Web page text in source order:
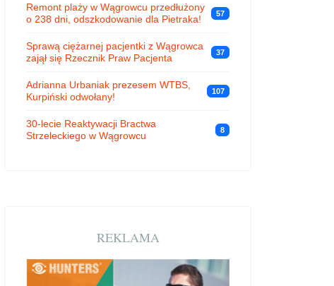
Remont plaży w Wągrowcu przedłużony
o 238 dni, odszkodowanie dla Pietraka!
57
Sprawą ciężarnej pacjentki z Wągrowca
zajął się Rzecznik Praw Pacjenta
37
Adrianna Urbaniak prezesem WTBS,
Kurpiński odwołany!
107
30-lecie Reaktywacji Bractwa
Strzeleckiego w Wągrowcu
8
REKLAMA